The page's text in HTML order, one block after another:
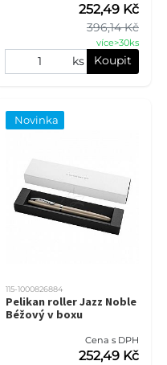
396,14 Kč
252,49 Kč
více>30ks
ks Koupit
Novinka
115-1000826884
Pelikan roller Jazz Noble
Béžový v boxu
Cena s DPH
252,49 Kč